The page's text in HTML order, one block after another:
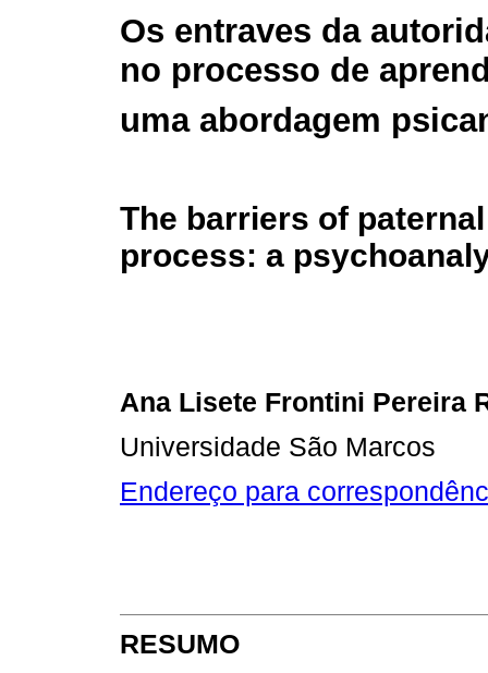
Os entraves da
no processo de
uma abordagem
The barriers of
process: a
Ana Lisete Frontini Pereira
Universidade São Marcos
Endereço para
RESUMO